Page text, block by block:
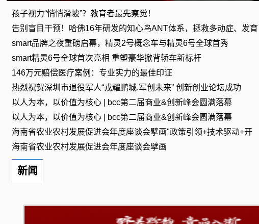
孩子视力“悄悄滑坡”？教育者最先察觉！
告别盲目干预！哈佛16年研发的知心鸟ANT体系，拯救多动症、发育
smart品牌之夜重磅启幕，精灵2号概念车与精灵6号全球首秀
smart精灵6号全球首次亮相 重塑豪华掀背轿车新标杆
146万元赔偿医疗案例：专业实力的最佳印证
热烈祝贺深圳市退役军人“戎耀鹏城.军创未来” 创新创业论坛成功
以人为本，以价值为核心 | bcc第二届商业&创新峰会圆满落幕
以人为本，以价值为核心 | bcc第二届商业&创新峰会圆满落幕
海南省农业农村发展促进会年度座谈会擘画"政策引领+技术驱动+开
海南省农业农村发展促进会年度座谈会擘画
新闻